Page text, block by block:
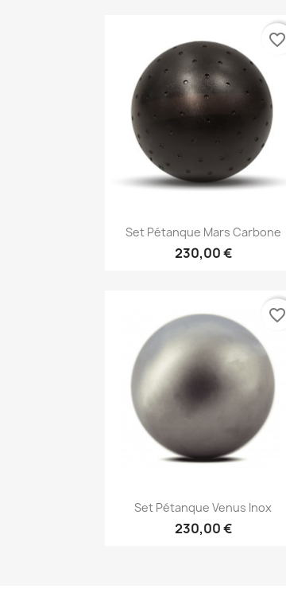
Aperçu rapide
Set Pétanque Mars Carbone
230,00 €
favorite_border
Aperçu rapide
Set Pétanque Venus Inox
230,00 €
favorite_border